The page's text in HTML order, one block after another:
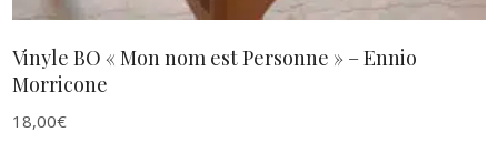
Vinyle BO « Mon nom est Personne » – Ennio
Morricone
18,00€